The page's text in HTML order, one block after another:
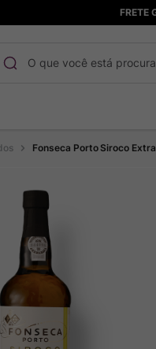
FRETE
Fonseca Porto Siroco